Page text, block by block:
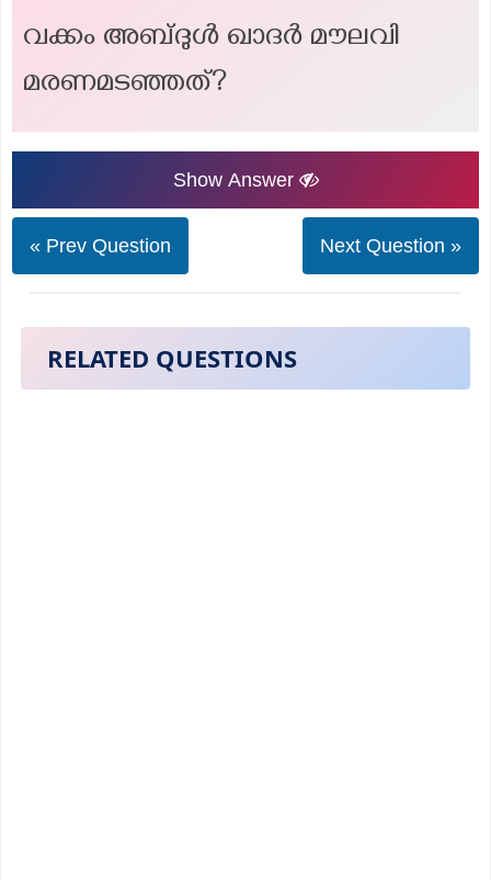
വക്കം അബ്ദുൾ ഖാദർ മൗലവി
മരണമടഞ്ഞത്?
Show Answer
« Prev Question Next Question »
RELATED QUESTIONS